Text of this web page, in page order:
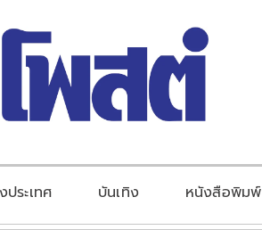
ประเทศ บันเทิง หนังสือพิมพ์